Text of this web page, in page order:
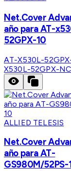
Net.Cover
año para AT-
52GPX-10
AT-X530L-
X530L-52GPX-
ALLIED TELESIS
Net.Cover
año para AT-
GS980M/52PS-